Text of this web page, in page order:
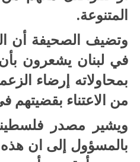
المتنوعة.
وتضيف الصحيفة أن
في لبنان يشعرون
بمحاولاته إرضاء
من الاعتناء بقضيتهم
ويشير مصدر
بالمسؤول إلى ان هذه